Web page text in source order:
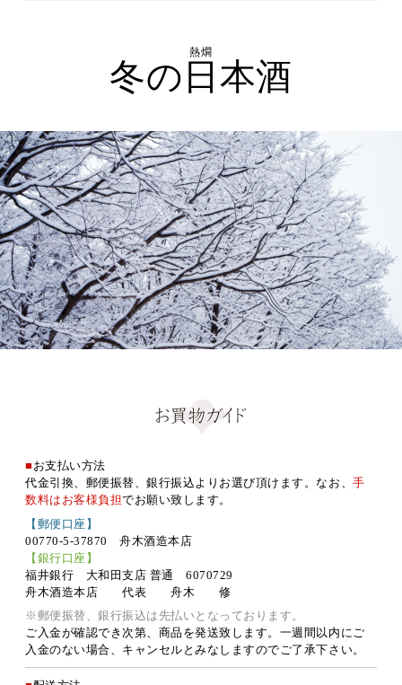
熱燗
冬の日本酒
■ お支払い方法
代金引換、郵便振替、銀行振込よりお選び頂けます。なお、手
数料はお客様負担でお願い致します。
【郵便口座】
00770-5-37870 舟木酒造本店
【銀行口座】
福井銀行 大和田支店 普通 6070729
舟木酒造本店 代表 舟木 修
※郵便振替、銀行振込は先払いとなっております。
ご入金が確認でき次第、商品を発送致します。一週間以内にご
入金のない場合、キャンセルとみなしますのでご了承下さい。